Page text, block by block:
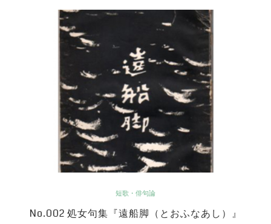
短歌・俳句論
No.002 処女句集『遠船脚（とおふなあし）』